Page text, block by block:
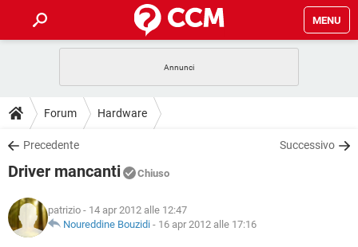
MENU
INTRATTENIMENTO
iOS
INSTAGRAM
TIKTOK
HARDWARE
GUIDE
COVID-19
INSTAGRAM
TIKTOK
DOWNLOAD
COVID-19
INTRATTENIMENTO
iOS WINDOWS 10
COVID-19
INTRATTENIMENTO
GLOSSARIO
Forum Hardware
Precedente Successivo
Driver mancanti Chiuso
patrizio - 14 apr 2012 alle 12:47
Noureddine Bouzidi - 16 apr 2012 alle 17:16